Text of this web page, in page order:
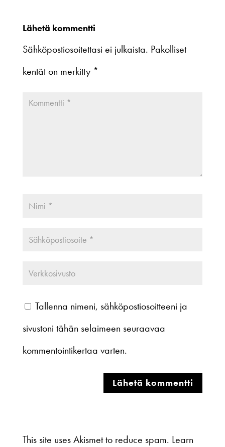
Lähetä kommentti
Sähköpostiosoitettasi ei julkaista. Pakolliset
kentät on merkitty *
Tallenna nimeni, sähköpostiosoitteeni ja
sivustoni tähän selaimeen seuraavaa
kommentointikertaa varten.
This site uses Akismet to reduce spam. Learn